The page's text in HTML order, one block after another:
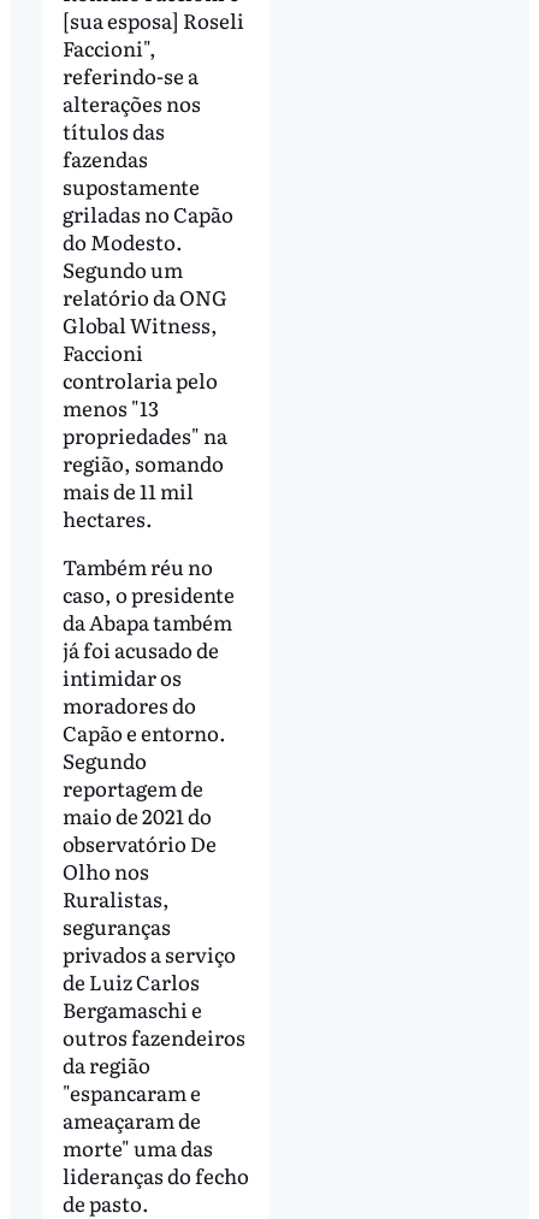
[sua esposa] Roseli
Faccioni",
referindo-se a
alterações nos
títulos das
fazendas
supostamente
griladas no Capão
do Modesto.
Segundo um
relatório da ONG
Global Witness,
Faccioni
controlaria pelo
menos "13
propriedades" na
região, somando
mais de 11 mil
hectares.
Também réu no
caso, o presidente
da Abapa também
já foi acusado de
intimidar os
moradores do
Capão e entorno.
Segundo
reportagem de
maio de 2021 do
observatório De
Olho nos
Ruralistas,
seguranças
privados a serviço
de Luiz Carlos
Bergamaschi e
outros fazendeiros
da região
"espancaram e
ameaçaram de
morte" uma das
lideranças do fecho
de pasto.